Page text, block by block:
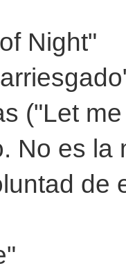
Night"
("Let
No es